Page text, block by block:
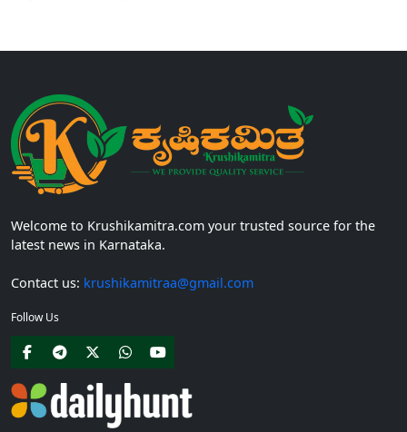
Welcome to Krushikamitra.com your trusted source for the
latest news in Karnataka.
Contact us: krushikamitraa@gmail.com
Follow Us